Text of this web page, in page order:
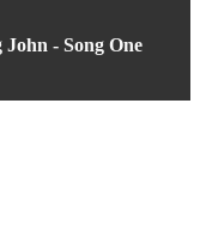
John - Song One